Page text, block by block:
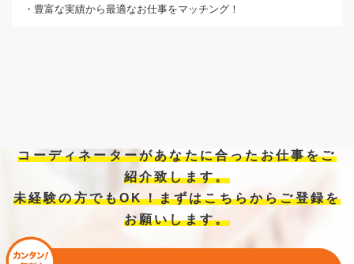
・豊富な実績から最適なお仕事をマッチング！
コーディネーターがあなたに合ったお仕事をご
紹介致します。
未経験の方でもOK！まずはこちらからご登録を
お願いします。